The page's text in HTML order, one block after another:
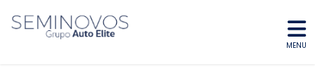
MENU